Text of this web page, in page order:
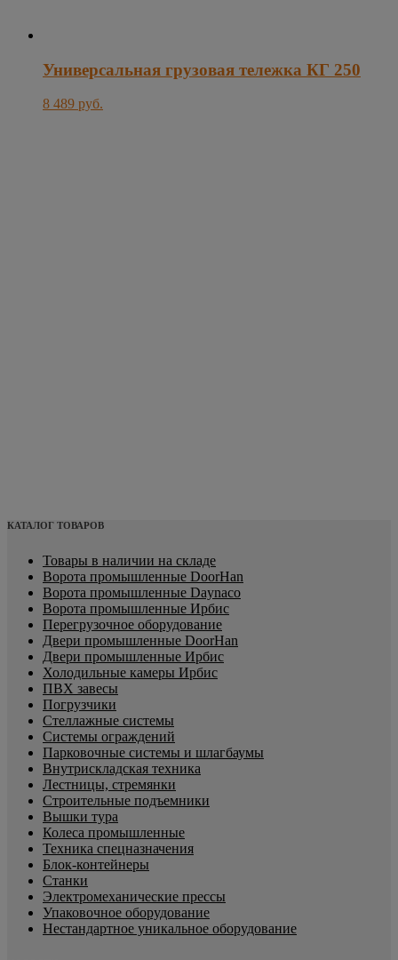
Универсальная грузовая тележка КГ 250
8 489 руб.
КАТАЛОГ ТОВАРОВ
Товары в наличии на складе
Ворота промышленные DoorHan
Ворота промышленные Daynaco
Ворота промышленные Ирбис
Перегрузочное оборудование
Двери промышленные DoorHan
Двери промышленные Ирбис
Холодильные камеры Ирбис
ПВХ завесы
Погрузчики
Стеллажные системы
Системы ограждений
Парковочные системы и шлагбаумы
Внутрискладская техника
Лестницы, стремянки
Строительные подъемники
Вышки тура
Колеса промышленные
Техника спецназначения
Блок-контейнеры
Станки
Электромеханические прессы
Упаковочное оборудование
Нестандартное уникальное оборудование